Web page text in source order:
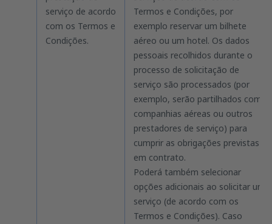
serviço de acordo
com os Termos e
Condições.
Termos e Condições, por
exemplo reservar um bilhete
aéreo ou um hotel. Os dados
pessoais recolhidos durante o
processo de solicitação de
serviço são processados (por
exemplo, serão partilhados com
companhias aéreas ou outros
prestadores de serviço) para
cumprir as obrigações previstas
em contrato.
Poderá também selecionar
opções adicionais ao solicitar um
serviço (de acordo com os
Termos e Condições). Caso